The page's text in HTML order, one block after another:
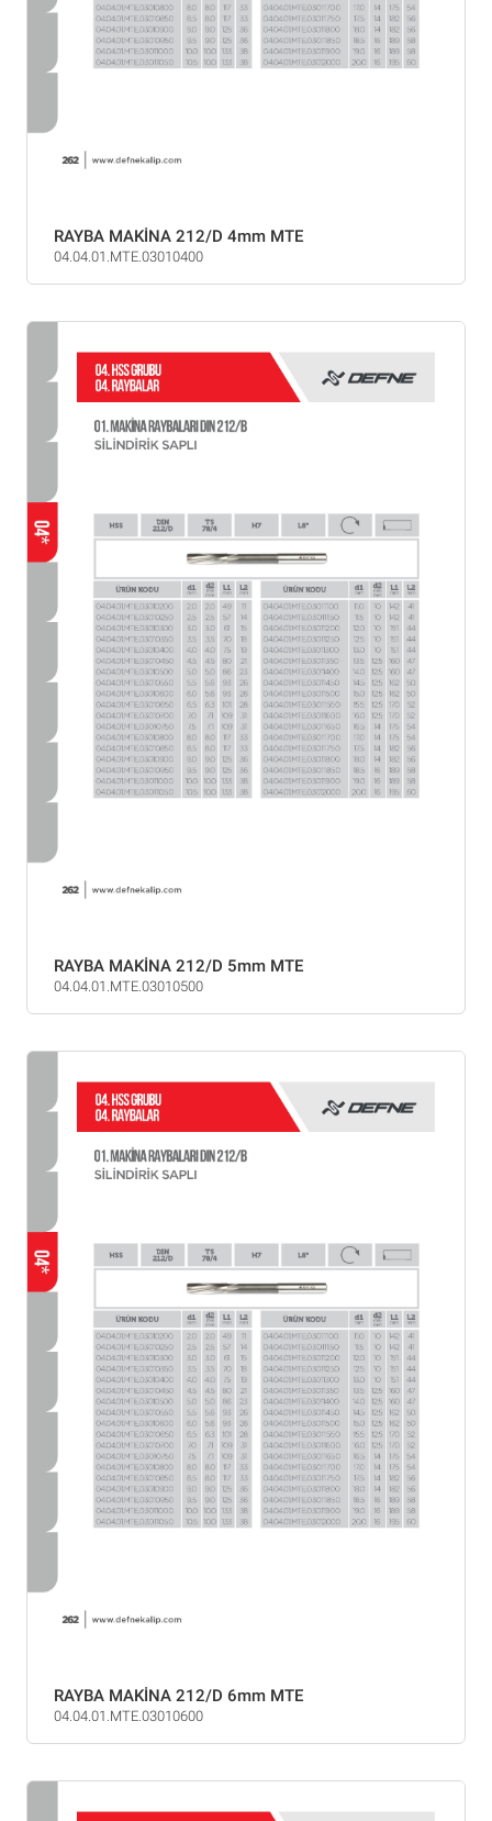
RAYBA MAKİNA 212/D 4mm MTE
04.04.01.MTE.03010400
RAYBA MAKİNA 212/D 5mm MTE
04.04.01.MTE.03010500
RAYBA MAKİNA 212/D 6mm MTE
04.04.01.MTE.03010600